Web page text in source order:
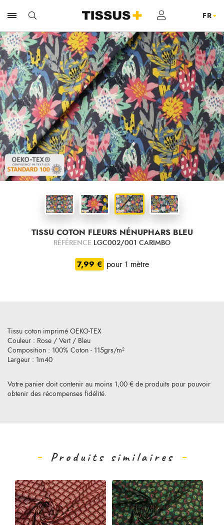
TISSU COTON FLEURS NÉNUPHARS BLEU
RÉFÉRENCE LGC002/001 CARIMBO
7,99 € pour 1 mètre
Votre panier doit contenir au moins 1,00 € de produits pour pouvoir
obtenir des récompenses fidélité.
Tissu coton imprimé OEKO-TEX
Couleur : Rose / Vert / Bleu
Composition : 100% Coton - 115grs/m²
Largeur : 1m40
Produits similaires